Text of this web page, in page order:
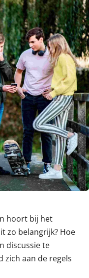
hoort bij het
zo belangrijk? Hoe
discussie te
zich aan de regels